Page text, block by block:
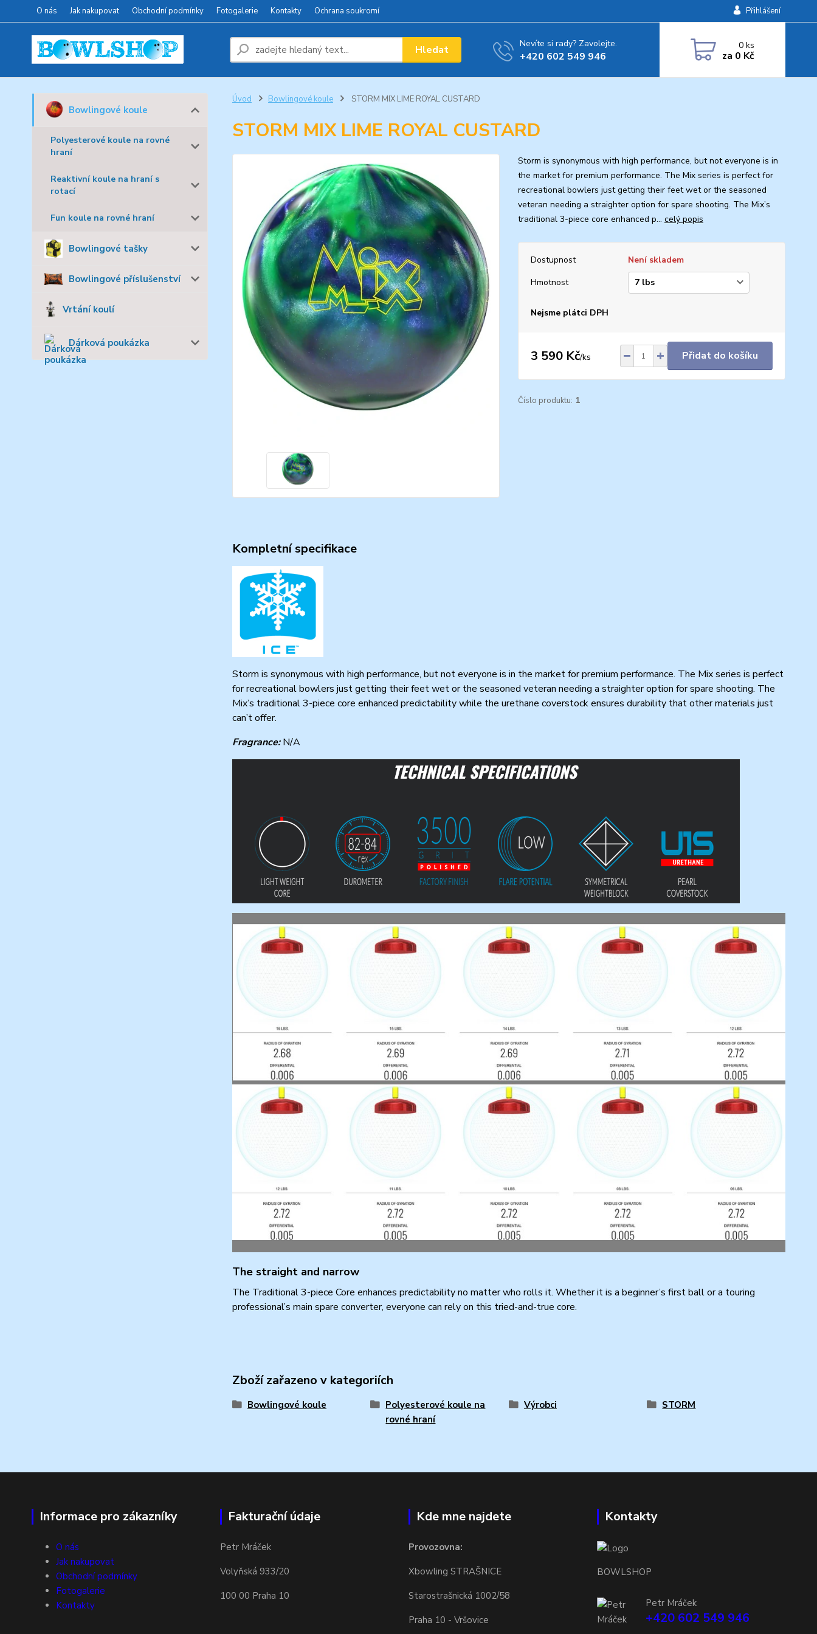
O nás Jak nakupovat Obchodní podmínky Fotogalerie Kontakty Ochrana soukromí Přihlášení
Hledat Nevíte si rady? Zavolejte.
+420 602 549 946
0ks
za 0 Kč
Bowlingové koule
Polyesterové koule na rovné
hraní
Reaktivní koule na hraní s
rotací
Fun koule na rovné hraní
Bowlingové tašky
Bowlingové příslušenství
Vrtání koulí
Dárková poukázka
Úvod Bowlingové koule STORM MIX LIME ROYAL CUSTARD
STORM MIX LIME ROYAL CUSTARD
Storm is synonymous with high performance, but not everyone is in
the market for premium performance. The Mix series is perfect for
recreational bowlers just getting their feet wet or the seasoned
veteran needing a straighter option for spare shooting. The Mix’s
traditional 3-piece core enhanced p... celý popis
Dostupnost
Není skladem
Hmotnost
Nejsme plátci DPH
3 590 Kč/ks Přidat do košíku
Číslo produktu: 1
Kompletní specifikace
Storm is synonymous with high performance, but not everyone is in the market for premium performance. The Mix series is perfect
for recreational bowlers just getting their feet wet or the seasoned veteran needing a straighter option for spare shooting. The
Mix’s traditional 3-piece core enhanced predictability while the urethane coverstock ensures durability that other materials just
can’t offer.
Fragrance:N/A
The straight and narrow
The Traditional 3-piece Core enhances predictability no matter who rolls it. Whether it is a beginner’s first ball or a touring
professional’s main spare converter, everyone can rely on this tried-and-true core.
Zboží zařazeno v kategoriích
Bowlingové koule
Polyesterové koule na
rovné hraní
Výrobci STORM
Informace pro zákazníky
O nás
Jak nakupovat
Obchodní podmínky
Fotogalerie
Kontakty
Fakturační údaje
Petr Mráček
Volyňská 933/20
100 00 Praha 10
Kde mne najdete
Provozovna:
Xbowling STRAŠNICE
Starostrašnická 1002/58
Praha 10 - Vršovice
Kontakty
BOWLSHOP
Petr Mráček
+420 602 549 946